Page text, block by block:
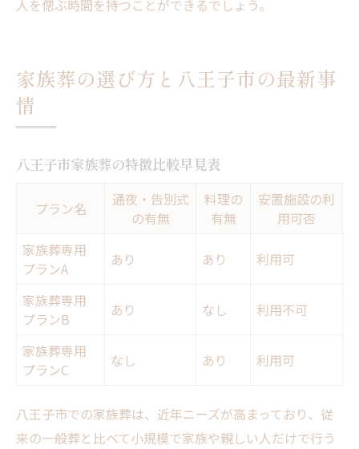
人を偲ぶ時間を持つことができるでしょう。
家族葬の選び方と八王子市の最新事
情
八王子市家族葬の特徴比較早見表
プラン名
通夜・告別式
の有無
料理の
有無
安置施設の利
用可否
家族葬専用
プランA
あり あり 利用可
家族葬専用
プランB
あり なし 利用不可
家族葬専用
プランC
なし あり 利用可
八王子市での家族葬は、近年ニーズが高まっており、従
来の一般葬と比べて小規模で家族や親しい人だけで行う